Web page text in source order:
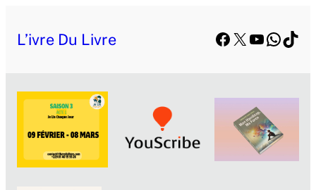
auL’ivre Du Livre Facebook
X YouTube